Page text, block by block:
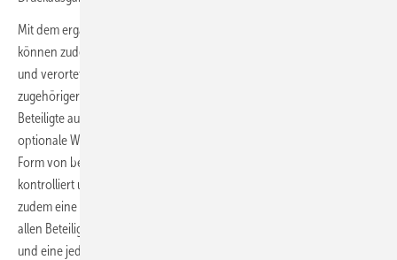
Mit dem ergänzenden, optionalen Modul Mängelmanagement
können zudem Mängel im Bautagebuch rationell erfasst, verwaltet
und verortet werden. Außerdem können Mängellisten inklusive
zugehöriger Pläne und Marker gezielt an einzelne oder an alle
Beteiligte automatisiert versendet werden. Über die ebenfalls
optionale Webplattform Mängelmanagement Web können Mängel in
Form von beschreibenden Texten und Fotos online gemeldet,
kontrolliert und abgenommen werden. Die Webplattform ermöglicht
zudem eine schnelle und unkomplizierte Kommunikation zwischen
allen Beteiligten, eine lückenlose Dokumentation aller Rückmeldungen
und eine jederzeitige Kontrolle des aktuellen Bearbeitungsstands.